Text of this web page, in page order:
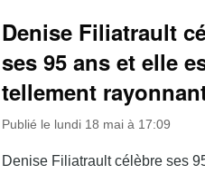
Denise Filiatrault
ses 95 ans et elle
tellement
Publié le lundi 18 mai à 17:09
Denise Filiatrault célèbre ses